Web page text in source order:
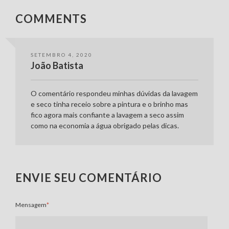
COMMENTS
SETEMBRO 4, 2020
João Batista
O comentário respondeu minhas dúvidas da lavagem
e seco tinha receio sobre a pintura e o brinho mas
fico agora mais confiante a lavagem a seco assim
como na economia a água obrigado pelas dicas.
ENVIE SEU COMENTÁRIO
Mensagem*